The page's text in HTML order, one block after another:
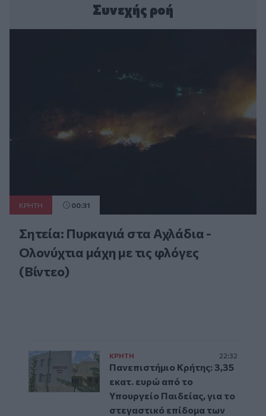
Συνεχής ροή
ΚΡΗΤΗ 00:31
Σητεία: Πυρκαγιά στα Αχλάδια -
Ολονύχτια μάχη με τις φλόγες
(Βίντεο)
ΚΡΗΤΗ 22:32
Πανεπιστήμιο Κρήτης: 3,35
εκατ. ευρώ από το
Υπουργείο Παιδείας, για το
στεγαστικό επίδομα των